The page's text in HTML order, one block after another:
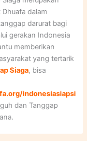
dalam
darurat bagi
gerakan Indonesia
memberikan
yang tertarik
Siaga, bisa
indonesiasiapsi
dan Tanggap